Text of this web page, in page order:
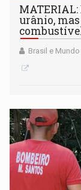
urânio,
Brasil e Mundo